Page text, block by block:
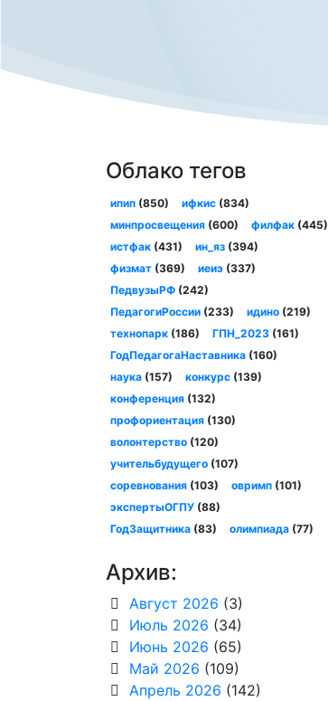
Облако тегов
ипип(850) ифкис (834)
минпросвещения(600) филфак (445)
истфак(431) ин_яз (394)
физмат(369) иеиэ (337)
ПедвузыРФ(242)
ПедагогиРоссии(233) идино (219)
технопарк(186) ГПН_2023 (161)
ГодПедагогаНаставника(160)
наука(157) конкурс (139)
конференция(132)
профориентация(130)
волонтерство(120)
учительбудущего(107)
соревнования(103) овримп (101)
экспертыОГПУ(88)
ГодЗащитника(83) олимпиада (77)
Архив:
Август 2026 (3)
Июль 2026 (34)
Июнь 2026 (65)
Май 2026 (109)
Апрель 2026 (142)